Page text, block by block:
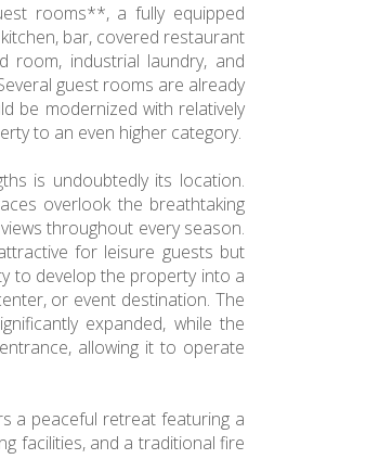
rooms**, a fully equipped
bar, covered restaurant
room, industrial laundry, and
guest rooms are already
be modernized with relatively
to an even higher category.
is undoubtedly its location.
overlook the breathtaking
throughout every season.
for leisure guests but
to develop the property into a
or event destination. The
expanded, while the
allowing it to operate
a peaceful retreat featuring a
facilities, and a traditional fire